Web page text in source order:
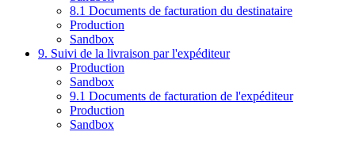
8.1 Documents de facturation du destinataire
Production
Sandbox
9. Suivi de la livraison par l'expéditeur
Production
Sandbox
9.1 Documents de facturation de l'expéditeur
Production
Sandbox